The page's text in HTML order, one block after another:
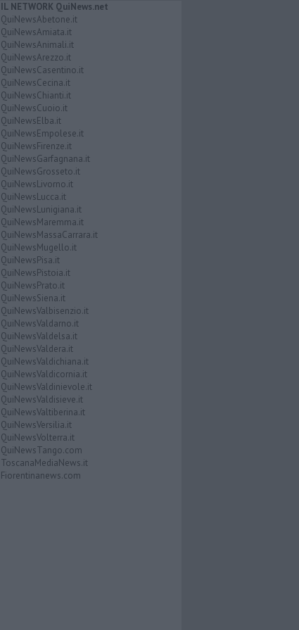
IL NETWORK QuiNews.net
QuiNewsAbetone.it
QuiNewsAmiata.it
QuiNewsAnimali.it
QuiNewsArezzo.it
QuiNewsCasentino.it
QuiNewsCecina.it
QuiNewsChianti.it
QuiNewsCuoio.it
QuiNewsElba.it
QuiNewsEmpolese.it
QuiNewsFirenze.it
QuiNewsGarfagnana.it
QuiNewsGrosseto.it
QuiNewsLivorno.it
QuiNewsLucca.it
QuiNewsLunigiana.it
QuiNewsMaremma.it
QuiNewsMassaCarrara.it
QuiNewsMugello.it
QuiNewsPisa.it
QuiNewsPistoia.it
QuiNewsPrato.it
QuiNewsSiena.it
QuiNewsValbisenzio.it
QuiNewsValdarno.it
QuiNewsValdelsa.it
QuiNewsValdera.it
QuiNewsValdichiana.it
QuiNewsValdicornia.it
QuiNewsValdinievole.it
QuiNewsValdisieve.it
QuiNewsValtiberina.it
QuiNewsVersilia.it
QuiNewsVolterra.it
QuiNewsTango.com
ToscanaMediaNews.it
Fiorentinanews.com